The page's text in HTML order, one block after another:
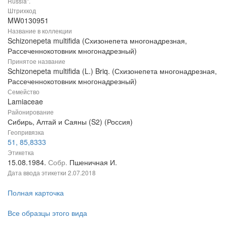
Штрихкод
MW0130951
Название в коллекции
Schizonepeta multifida (Схизонепета многонадрезная,
Рассеченнокотовник многонадрезный)
Принятое название
Schizonepeta multifida (L.) Briq. (Схизонепета многонадрезная,
Рассеченнокотовник многонадрезный)
Семейство
Lamiaceae
Районирование
Сибирь, Алтай и Саяны (S2) (Россия)
Геопривязка
51, 85,8333
Этикетка
15.08.1984. Собр. Пшеничная И.
Дата ввода этикетки 2.07.2018
Полная карточка
Все образцы этого вида